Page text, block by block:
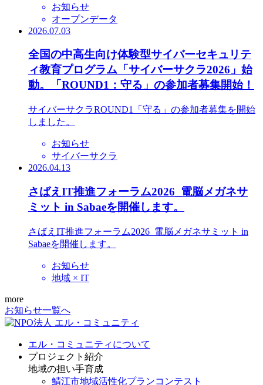
お知らせ
オープンデータ
2026.07.03
全国の中高生向け体験型サイバーセキュリテ
ィ教育プログラム「サイバーサクラ2026」始
動。「ROUND1：守る」の参加者募集開始！
サイバーサクラROUND1「守る」の参加者募集を開始
しました。
お知らせ
サイバーサクラ
2026.04.13
さばえIT推進フォーラム2026_電脳メガネサ
ミット in Sabaeを開催します。
さばえIT推進フォーラム2026_電脳メガネサミット in
Sabaeを開催します。
お知らせ
地域 × IT
more
お知らせ一覧へ
エル・コミュニティについて
プロジェクト紹介
地域の担い手育成
鯖江市地域活性化プランコンテスト